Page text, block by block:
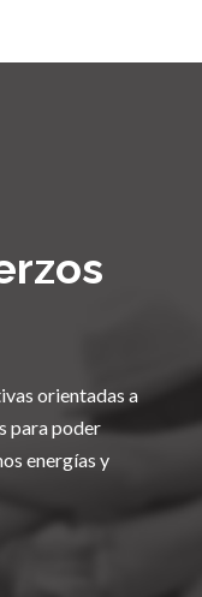
orientadas a
para poder
energías y